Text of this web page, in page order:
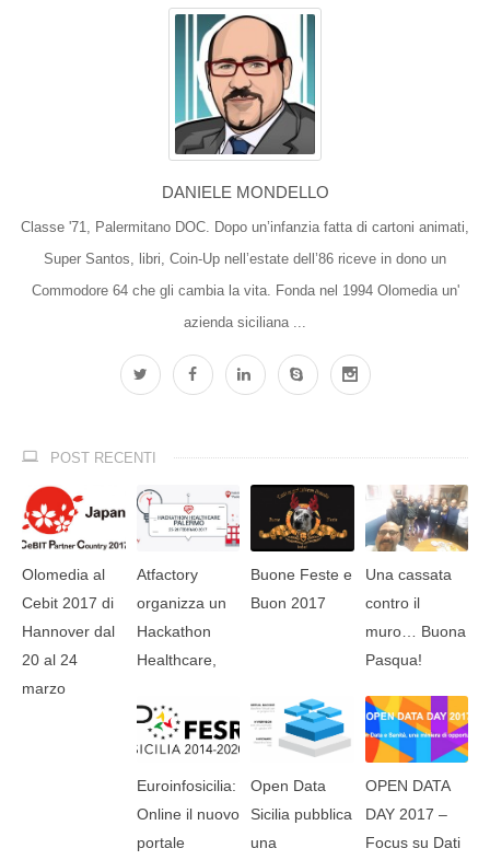
DANIELE MONDELLO
Classe '71, Palermitano DOC. Dopo un’infanzia fatta di cartoni animati,
Super Santos, libri, Coin-Up nell’estate dell’86 riceve in dono un
Commodore 64 che gli cambia la vita. Fonda nel 1994 Olomedia un'
azienda siciliana ...
POST RECENTI
Olomedia al
Cebit 2017 di
Hannover dal
20 al 24
marzo
Atfactory
organizza un
Hackathon
Healthcare,
Buone Feste e
Buon 2017
Una cassata
contro il
muro… Buona
Pasqua!
Euroinfosicilia:
Online il nuovo
portale
Open Data
Sicilia pubblica
una
OPEN DATA
DAY 2017 –
Focus su Dati